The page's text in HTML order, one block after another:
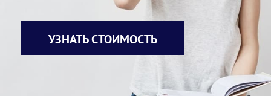
УЗНАТЬ СТОИМОСТЬ